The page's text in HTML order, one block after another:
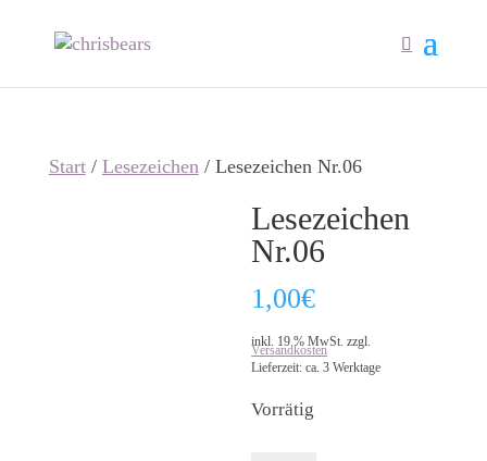
Start/ Lesezeichen/ Lesezeichen Nr.06
Lesezeichen
Nr.06
1,00€
inkl. 19 % MwSt. zzgl.
Versandkosten
Lieferzeit:ca. 3 Werktage
Vorrätig